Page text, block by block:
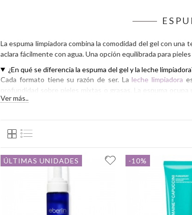
La espuma limpiadora combina la comodidad del gel con
aclara fácilmente con agua. Una opción equilibrada para
¿En qué se diferencia la espuma del gel y la leche
Cada formato tiene su razón de ser. Laleche limpiadora
profundidad sobre pieles mixtas o grasas. La espuma
cómoda sobre pieles normales o combinadas.
Ver más..
ÚLTIMAS UNIDADES -10%